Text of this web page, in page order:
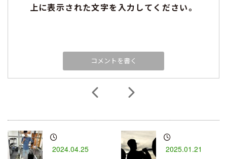
上に表示された文字を入力してください。
2024.04.25
2025.01.21